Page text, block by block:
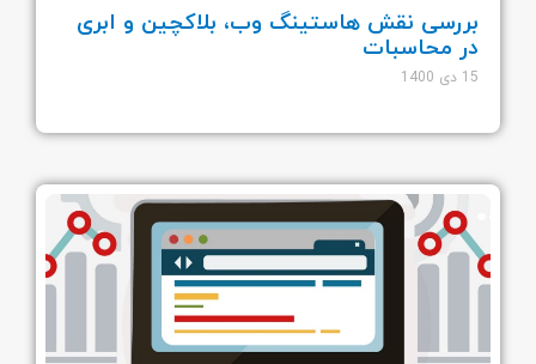
بررسی نقش هاستینگ وب، بلاکچین و ابری
در محاسبات
15 دی 1400